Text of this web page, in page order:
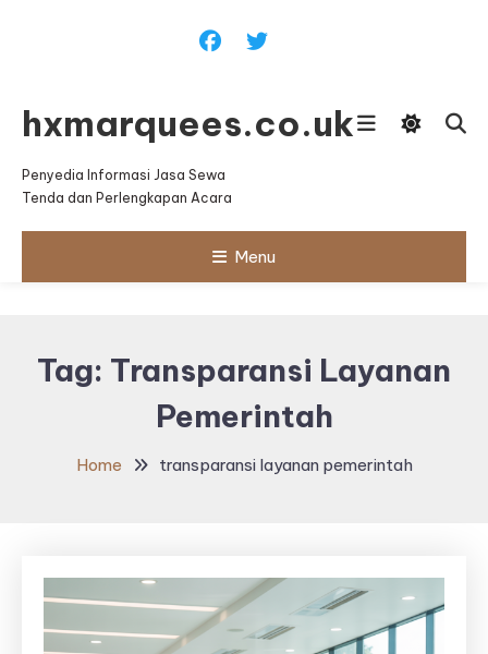
hxmarquees.co.uk
Penyedia Informasi Jasa Sewa
Tenda dan Perlengkapan Acara
Menu
Tag: Transparansi Layanan
Pemerintah
Home transparansi layanan pemerintah